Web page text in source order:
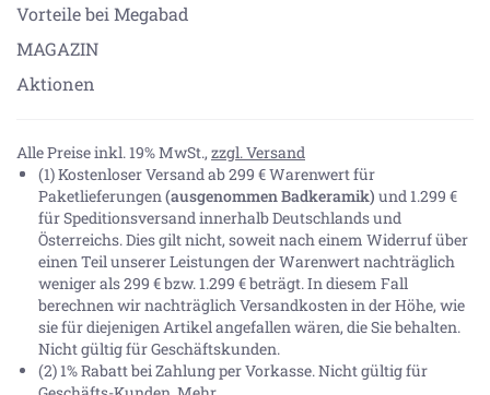
Vorteile bei Megabad
MAGAZIN
Aktionen
Alle Preise inkl. 19% MwSt., zzgl. Versand
(1) Kostenloser Versand ab 299 € Warenwert für
Paketlieferungen(ausgenommen Badkeramik) und 1.299 €
für Speditionsversand innerhalb Deutschlands und
Österreichs. Dies gilt nicht, soweit nach einem Widerruf über
einen Teil unserer Leistungen der Warenwert nachträglich
weniger als 299 € bzw. 1.299 € beträgt. In diesem Fall
berechnen wir nachträglich Versandkosten in der Höhe, wie
sie für diejenigen Artikel angefallen wären, die Sie behalten.
Nicht gültig für Geschäftskunden.
(2) 1% Rabatt bei Zahlung per Vorkasse. Nicht gültig für